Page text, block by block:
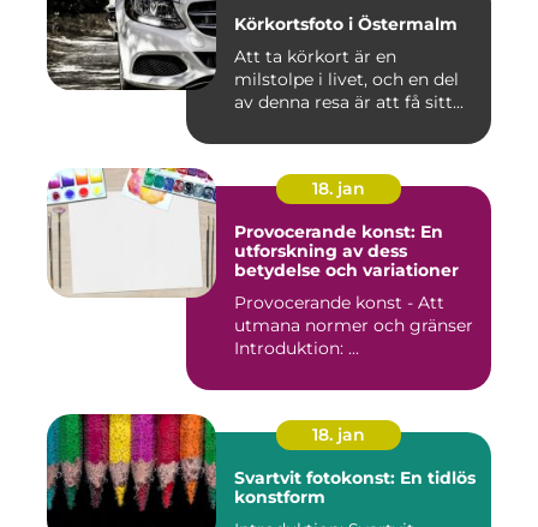
Körkortsfoto i Östermalm
Att ta körkort är en
milstolpe i livet, och en del
av denna resa är att få sitt...
18. jan
Provocerande konst: En
utforskning av dess
betydelse och variationer
Provocerande konst - Att
utmana normer och gränser
Introduktion: ...
18. jan
Svartvit fotokonst: En tidlös
konstform